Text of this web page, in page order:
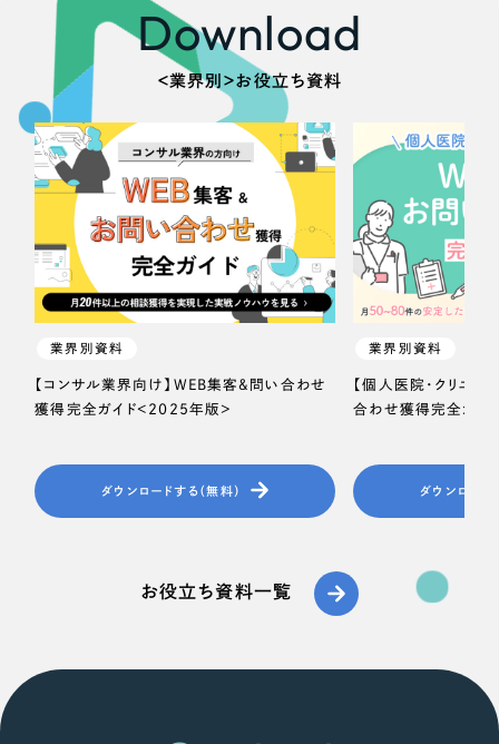
Download
＜業界別＞お役立ち資料
業界別資料
【コンサル業界向け】WEB集客＆問い合わせ
獲得完全ガイド＜2025年版＞
ダウンロードする（無料）
業界別資料
【個人医院・クリニッ
合わせ獲得完全ガイ
ダウンロード
お役立ち資料一覧